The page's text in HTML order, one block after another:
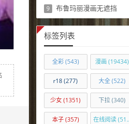
9 布鲁玛丽漫画无遮挡
标签列表
全彩(543) 漫画 (19434)
r18(277) 大全(522)
少女(1351) 下拉(340)
本子(357) 在线阅读(516)